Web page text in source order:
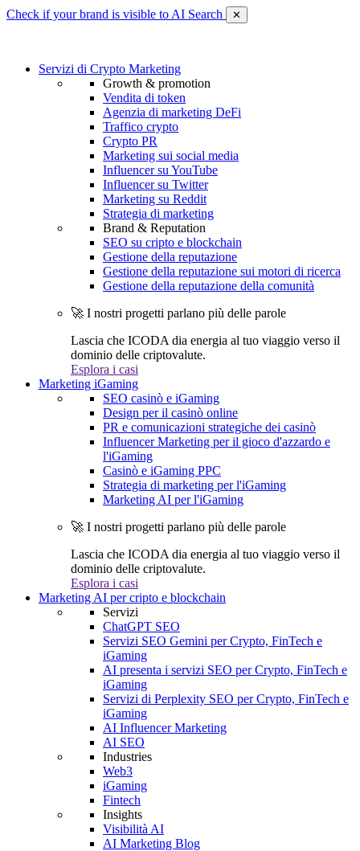
Check if your brand is visible to AI Search ✕
Servizi di Crypto Marketing
Growth & promotion
Vendita di token
Agenzia di marketing DeFi
Traffico crypto
Crypto PR
Marketing sui social media
Influencer su YouTube
Influencer su Twitter
Marketing su Reddit
Strategia di marketing
Brand & Reputation
SEO su cripto e blockchain
Gestione della reputazione
Gestione della reputazione sui motori di ricerca
Gestione della reputazione della comunità
🚀 I nostri progetti parlano più delle parole
Lascia che ICODA dia energia al tuo viaggio verso il
dominio delle criptovalute.
Esplora i casi
Marketing iGaming
SEO casinò e iGaming
Design per il casinò online
PR e comunicazioni strategiche dei casinò
Influencer Marketing per il gioco d'azzardo e
l'iGaming
Casinò e iGaming PPC
Strategia di marketing per l'iGaming
Marketing AI per l'iGaming
🚀 I nostri progetti parlano più delle parole
Lascia che ICODA dia energia al tuo viaggio verso il
dominio delle criptovalute.
Esplora i casi
Marketing AI per cripto e blockchain
Servizi
ChatGPT SEO
Servizi SEO Gemini per Crypto, FinTech e
iGaming
AI presenta i servizi SEO per Crypto, FinTech e
iGaming
Servizi di Perplexity SEO per Crypto, FinTech e
iGaming
AI Influencer Marketing
AI SEO
Industries
Web3
iGaming
Fintech
Insights
Visibilità AI
AI Marketing Blog